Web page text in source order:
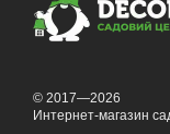
© 2017—2026
Интернет-магазин